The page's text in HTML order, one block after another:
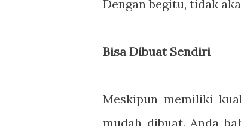
Dengan begitu, tidak
Bisa Dibuat Sendiri
Meskipun memiliki
mudah dibuat. Anda